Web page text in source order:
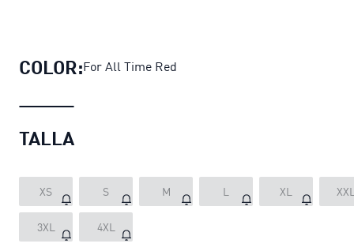
COLOR:For All Time Red
TALLA
XS S M L XL
3XL 4XL